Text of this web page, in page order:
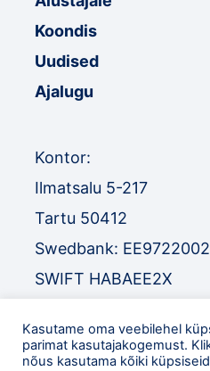
Koondis
Uudised
Ajalugu
Kontor:
Ilmatsalu 5-217
Tartu 50412
Swedbank:
SWIFT HABAEE2X
SWIFT EEUHEE2X
Kasutame oma veebilehel
parimat kasutajakogemust.
nõus kasutama kõiki